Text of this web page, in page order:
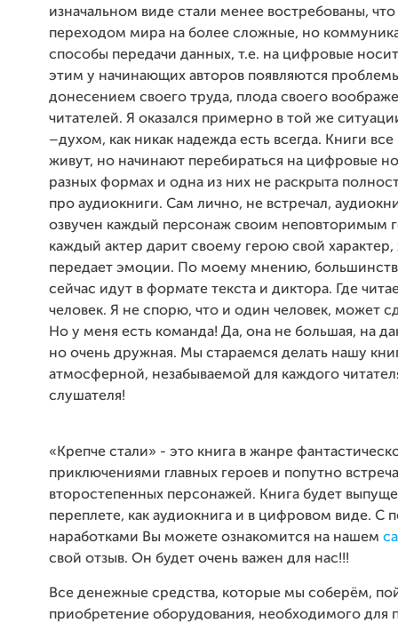
изначальном виде стали менее востребованы,
переходом мира на более сложные, но
способы передачи данных, т.е. на цифровые
этим у начинающих авторов появляются
донесением своего труда, плода своего
читателей. Я оказался примерно в той же
–духом, как никак надежда есть всегда. Книги
живут, но начинают перебираться на цифровые
разных формах и одна из них не раскрыта
про аудиокниги. Сам лично, не встречал,
озвучен каждый персонаж своим неповторимым
каждый актер дарит своему герою свой характер,
передает эмоции. По моему мнению,
сейчас идут в формате текста и диктора. Где
человек. Я не спорю, что и один человек, может
Но у меня есть команда! Да, она не большая, на
но очень дружная. Мы стараемся делать нашу
атмосферной, незабываемой для каждого
слушателя!
«Крепче стали» - это книга в жанре
приключениями главных героев и попутно
второстепенных персонажей. Книга будет
переплете, как аудиокнига и в цифровом виде. С
наработками Вы можете ознакомится на нашем
свой отзыв. Он будет очень важен для нас!!!
Все денежные средства, которые мы соберём,
приобретение оборудования, необходимого для